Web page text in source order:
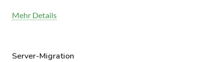
Mehr Details
Server-Migration